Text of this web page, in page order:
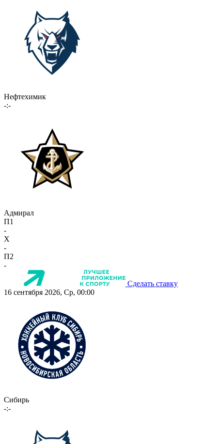
Нефтехимик
-:-
Адмирал
П1
-
X
-
П2
-
Сделать ставку
16 сентября 2026, Ср, 00:00
Сибирь
-:-